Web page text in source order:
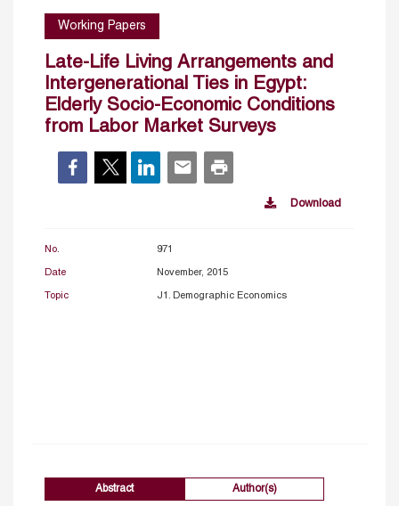
Working Papers
Late-Life Living Arrangements and
Intergenerational Ties in Egypt:
Elderly Socio-Economic Conditions
from Labor Market Surveys
Download
No. 971
Date November, 2015
Topic J1. Demographic Economics
Abstract Author(s)